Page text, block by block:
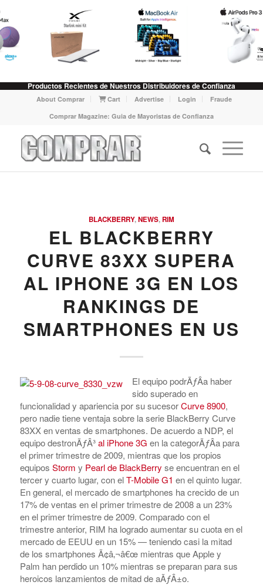
Productos Recientes de Nuestros Distribuidores de Confianza
About Comprar Cart Advertise Login
Fraude
Comprar Magazine: Guia de Mayoristas de Confianza
BLACKBERRY,NEWS, RIM
EL BLACKBERRY
CURVE 83XX SUPERA
AL IPHONE 3G EN LOS
RANKINGS DE
SMARTPHONES EN US
El equipo podrÃƒÂ­a haber
sido superado en
funcionalidad y apariencia por su sucesorCurve 8900,
pero nadie tiene ventaja sobre la serie BlackBerry Curve
83XX en ventas de smartphones. De acuerdo a NDP, el
equipo destronÃƒÂ³al iPhone 3G en la categorÃƒÂ­a para
el primer trimestre de 2009, mientras que los propios
equipos Storm y Pearl de BlackBerry se encuentran en el
tercer y cuarto lugar, con elT-Mobile G1 en el quinto lugar.
En general, el mercado de smartphones ha crecido de un
17% de ventas en el primer trimestre de 2008 a un 23%
en el primer trimestre de 2009. Comparado con el
trimestre anterior, RIM ha logrado aumentar su cuota en el
mercado de EEUU en un 15% — teniendo casi la mitad
de los smartphones Ã¢â‚¬â€œ mientras que Apple y
Palm han perdido un 10% mientras se preparan para sus
heroicos lanzamientos de mitad de aÃƒÂ±o.